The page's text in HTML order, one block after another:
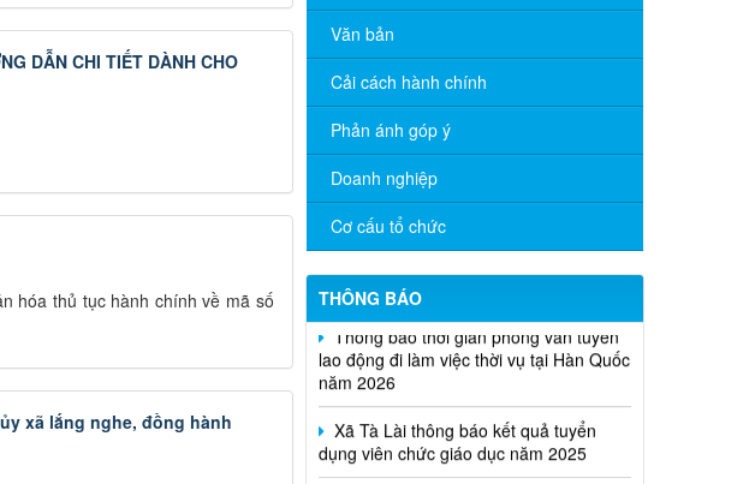
DẪN CHI TIẾT DÀNH CHO
hóa thủ tục hành chính về mã số
xã lắng nghe, đồng hành
Văn bản
Cải cách hành chính
Phản ánh góp ý
Doanh nghiệp
Cơ cấu tổ chức
THÔNG BÁO
UBND xã ban hành các Thông báo thu
hồi đất thực hiện dự án Thủy điện Phú
Tà Lài triển khai tiếp nhận hồ sơ miễn,
giảm học phí học kỳ II năm học 2025 –
2026 cho học sinh, sinh viên
Thông báo thời gian phỏng vấn tuyển
lao động đi làm việc thời vụ tại Hàn Quốc
năm 2026
dụng viên chức giáo dục năm 2025